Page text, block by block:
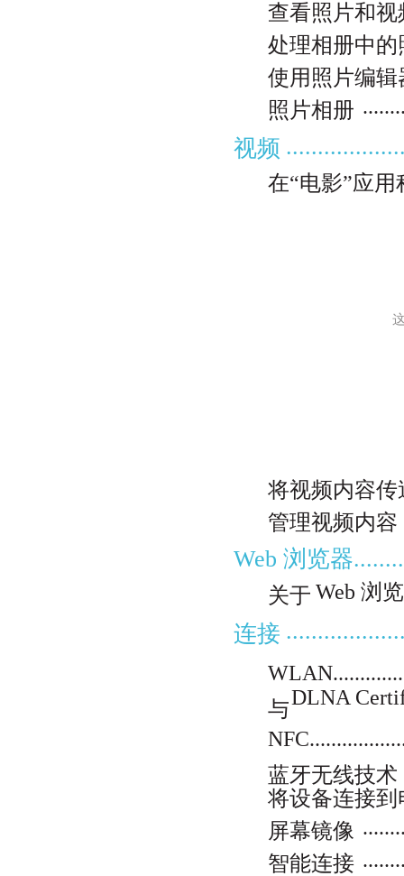
查看照片和视
处理相册中的
使用照片编
照片相册
视频
在“电影”应
将视频内容传
管理视频内容
Web 浏览器
关于 Web 浏
连接
与DLNA
蓝牙无线技术
将设备连接到
屏幕镜像
智能连接